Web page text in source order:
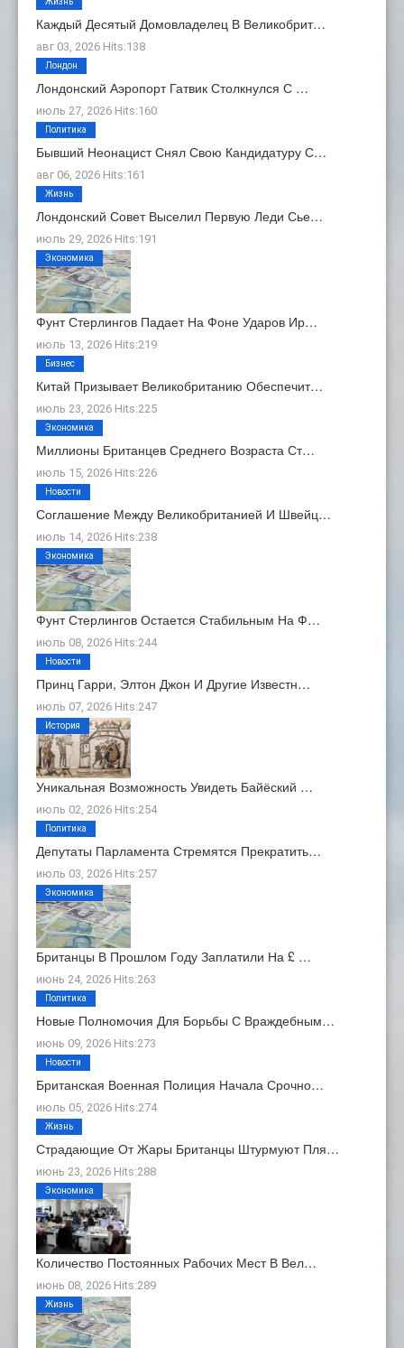
Каждый Десятый Домовладелец В Великобрит…
авг 03, 2026 Hits:138
Лондонский Аэропорт Гатвик Столкнулся С …
июль 27, 2026 Hits:160
Лондон
Бывший Неонацист Снял Свою Кандидатуру С…
авг 06, 2026 Hits:161
Политика
Лондонский Совет Выселил Первую Леди Сье…
июль 29, 2026 Hits:191
Жизнь
Фунт Стерлингов Падает На Фоне Ударов Ир…
июль 13, 2026 Hits:219
Экономика
Китай Призывает Великобританию Обеспечит…
июль 23, 2026 Hits:225
Бизнес
Миллионы Британцев Среднего Возраста Ст…
июль 15, 2026 Hits:226
Экономика
Соглашение Между Великобританией И Швейц…
июль 14, 2026 Hits:238
Новости
Фунт Стерлингов Остается Стабильным На Ф…
июль 08, 2026 Hits:244
Экономика
Принц Гарри, Элтон Джон И Другие Известн…
июль 07, 2026 Hits:247
Новости
Уникальная Возможность Увидеть Байёский …
июль 02, 2026 Hits:254
История
Депутаты Парламента Стремятся Прекратить…
июль 03, 2026 Hits:257
Политика
Британцы В Прошлом Году Заплатили На £ …
июнь 24, 2026 Hits:263
Экономика
Новые Полномочия Для Борьбы С Враждебным…
июнь 09, 2026 Hits:273
Политика
Британская Военная Полиция Начала Срочно…
июль 05, 2026 Hits:274
Новости
Страдающие От Жары Британцы Штурмуют Пля…
июнь 23, 2026 Hits:288
Жизнь
Количество Постоянных Рабочих Мест В Вел…
июнь 08, 2026 Hits:289
Экономика
Жизнь